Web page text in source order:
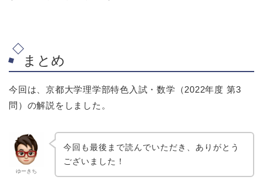
まとめ
今回は、京都大学理学部特色入試・数学（2022年度 第3
問）の解説をしました。
ゆーきち
今回も最後まで読んでいただき、ありがとう
ございました！